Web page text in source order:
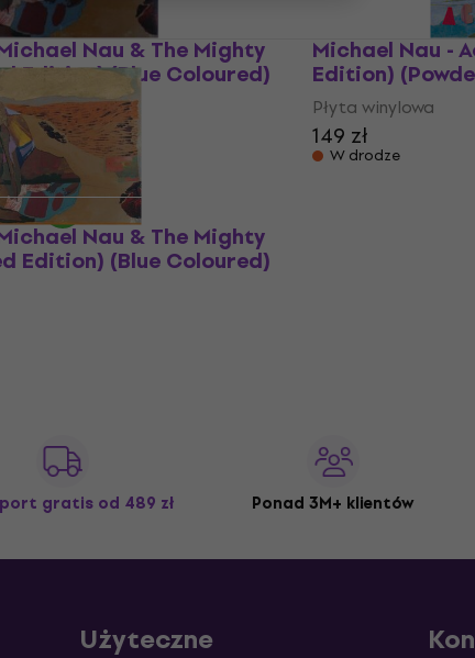
Nau & The Mighty
Edition) (Blue Coloured)
Michael Nau -
Edition)
Płyta winylowa
149 zł
W drodze
Nau & The Mighty
Edition) (Blue Coloured)
gratis od 489 zł Ponad 3M+ klientów
Użyteczne